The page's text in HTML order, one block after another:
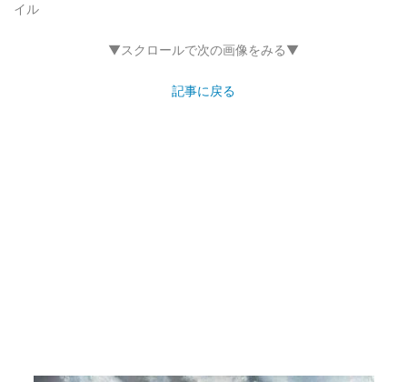
イル
▼スクロールで次の画像をみる▼
記事に戻る